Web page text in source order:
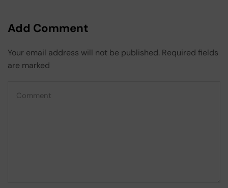
Add Comment
Your email address will not be published. Required fields
are marked